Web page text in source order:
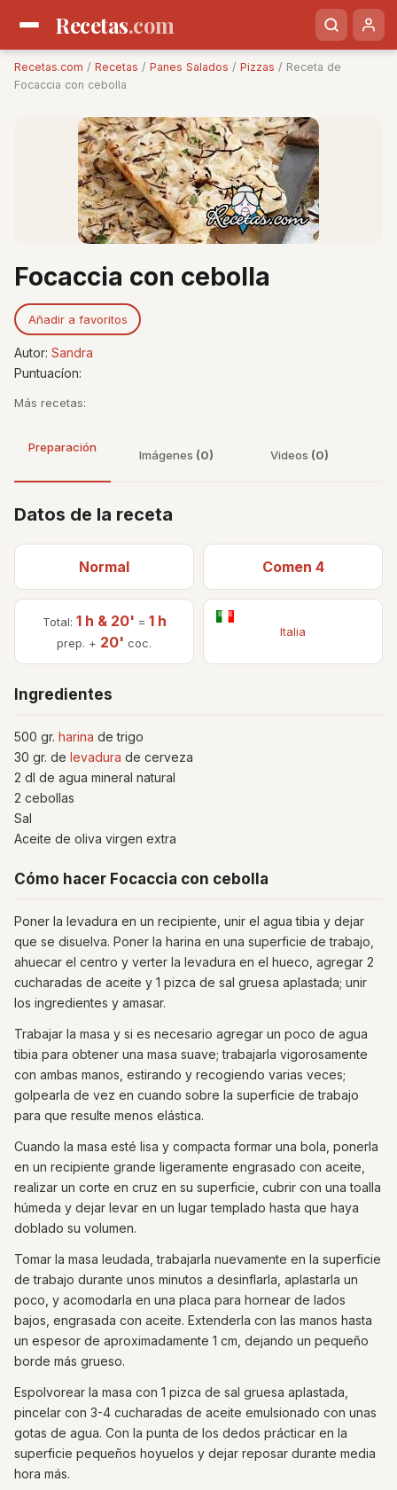
Recetas.com
Recetas.com / Recetas / Panes Salados / Pizzas / Receta de
Focaccia con cebolla
Focaccia con cebolla
Añadir a favoritos
Autor: Sandra
Puntuacíon:
Más recetas:
Preparación
Imágenes (0) Videos (0)
Datos de la receta
Normal Comen 4
Total: 1 h & 20' = 1 h
prep. + 20' coc.
Italia
Ingredientes
500 gr. harina de trigo
30 gr. de levadura de cerveza
2 dl de agua mineral natural
2 cebollas
Sal
Aceite de oliva virgen extra
Cómo hacer Focaccia con cebolla
Poner la levadura en un recipiente, unir el agua tibia y dejar
que se disuelva. Poner la harina en una superficie de trabajo,
ahuecar el centro y verter la levadura en el hueco, agregar 2
cucharadas de aceite y 1 pizca de sal gruesa aplastada; unir
los ingredientes y amasar.
Trabajar la masa y si es necesario agregar un poco de agua
tibia para obtener una masa suave; trabajarla vigorosamente
con ambas manos, estirando y recogiendo varias veces;
golpearla de vez en cuando sobre la superficie de trabajo
para que resulte menos elástica.
Cuando la masa esté lisa y compacta formar una bola, ponerla
en un recipiente grande ligeramente engrasado con aceite,
realizar un corte en cruz en su superficie, cubrir con una toalla
húmeda y dejar levar en un lugar templado hasta que haya
doblado su volumen.
Tomar la masa leudada, trabajarla nuevamente en la superficie
de trabajo durante unos minutos a desinflarla, aplastarla un
poco, y acomodarla en una placa para hornear de lados
bajos, engrasada ​​con aceite. Extenderla con las manos hasta
un espesor de aproximadamente 1 cm, dejando un pequeño
borde más grueso.
Espolvorear la masa con 1 pizca de sal gruesa aplastada,
pincelar con 3-4 cucharadas de aceite emulsionado con unas
gotas de agua. Con la punta de los dedos prácticar en la
superficie pequeños hoyuelos y dejar reposar durante media
hora más.